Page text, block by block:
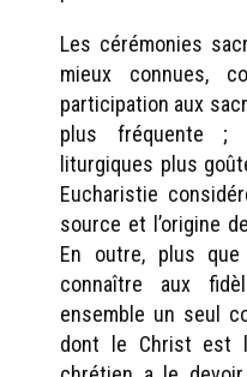
Les cérémonies
mieux connues,
participation aux
plus fréquente ;
liturgiques plus
Eucharistie
source et l’origine
En outre, plus
connaître aux
ensemble un seul
dont le Christ est